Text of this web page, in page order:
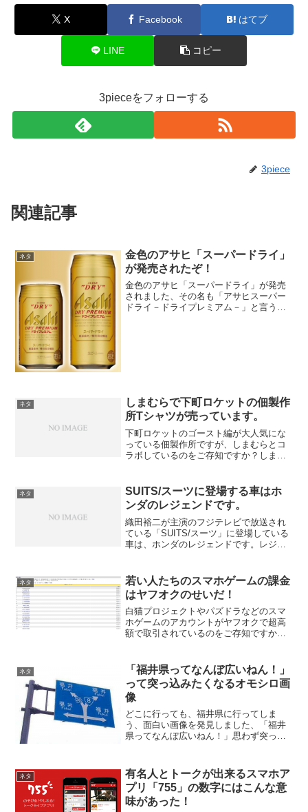
X Facebook はてブ
LINE コピー
3pieceをフォローする
3piece
関連記事
ネタ
金色のアサヒ「スーパードライ」
が発売されたぞ！
金色のアサヒ「スーパードライ」が発売
されました、その名も「アサヒスーパー
ドライ－ドライプレミアム－」と言う名
ネタ
しまむらで下町ロケットの佃製作
所Tシャツが売っています。
下町ロケットのゴースト編が大人気にな
っている佃製作所ですが、しまむらとコ
ラボしているのをご存知ですか？しまむ
ですがたくさんのデザインが用意されて
います。下町ロケットフ...
ネタ
SUITS/スーツに登場する車はホ
ンダのレジェンドです。
織田裕二が主演のフジテレビで放送され
ている「SUITS/スーツ」に登場している
車は、ホンダのレジェンドです。レジェ
ポンサーに、ホンダが付いているんでし
ょうね。レ...
ネタ
若い人たちのスマホゲームの課金
はヤフオクのせいだ！
白猫プロジェクトやパズドラなどのスマ
ホゲームのアカウントがヤフオクで超高
額で取引されているのをご存知ですか？
常だと思いませんか？
ネタ
「福井県ってなんぼ広いねん！」
って突っ込みたくなるオモシロ画
像
どこに行っても、福井県に行ってしま
う、面白い画像を発見しました、「福井
県ってなんぼ広いねん！」思わず突っ込
滋賀県に住んでいる方なら8号線は比較
的、馴染みの深い国道ですが...
ネタ
有名人とトークが出来るスマホア
プリ「755」の数字にはこんな意
味があった！